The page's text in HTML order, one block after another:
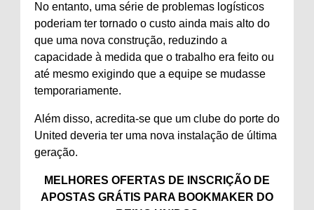
No entanto, uma série de problemas logísticos
poderiam ter tornado o custo ainda mais alto do
que uma nova construção, reduzindo a
capacidade à medida que o trabalho era feito ou
até mesmo exigindo que a equipe se mudasse
temporariamente.
Além disso, acredita-se que um clube do porte do
United deveria ter uma nova instalação de última
geração.
MELHORES OFERTAS DE INSCRIÇÃO DE
APOSTAS GRÁTIS PARA BOOKMAKER DO